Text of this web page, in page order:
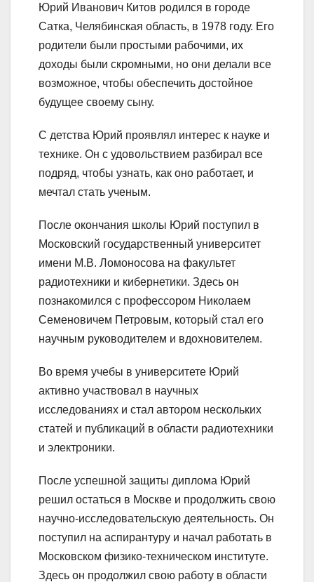
Юрий Иванович Китов родился в городе
Сатка, Челябинская область, в 1978 году. Его
родители были простыми рабочими, их
доходы были скромными, но они делали все
возможное, чтобы обеспечить достойное
будущее своему сыну.
С детства Юрий проявлял интерес к науке и
технике. Он с удовольствием разбирал все
подряд, чтобы узнать, как оно работает, и
мечтал стать ученым.
После окончания школы Юрий поступил в
Московский государственный университет
имени М.В. Ломоносова на факультет
радиотехники и кибернетики. Здесь он
познакомился с профессором Николаем
Семеновичем Петровым, который стал его
научным руководителем и вдохновителем.
Во время учебы в университете Юрий
активно участвовал в научных
исследованиях и стал автором нескольких
статей и публикаций в области радиотехники
и электроники.
После успешной защиты диплома Юрий
решил остаться в Москве и продолжить свою
научно-исследовательскую деятельность. Он
поступил на аспирантуру и начал работать в
Московском физико-техническом институте.
Здесь он продолжил свою работу в области